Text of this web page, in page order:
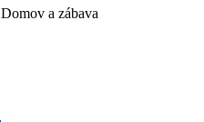
Domov a zábava